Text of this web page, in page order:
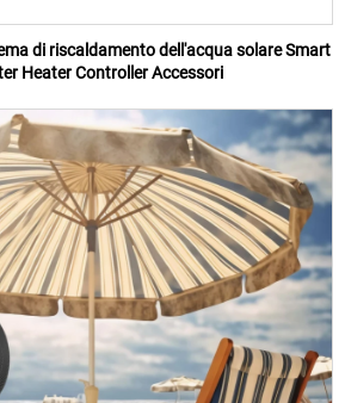
di riscaldamento dell'acqua solare Smart
Heater Controller Accessori